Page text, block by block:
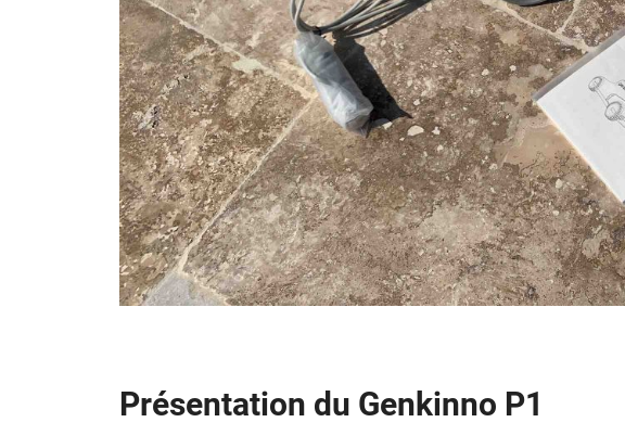
Présentation du Genkinno P1